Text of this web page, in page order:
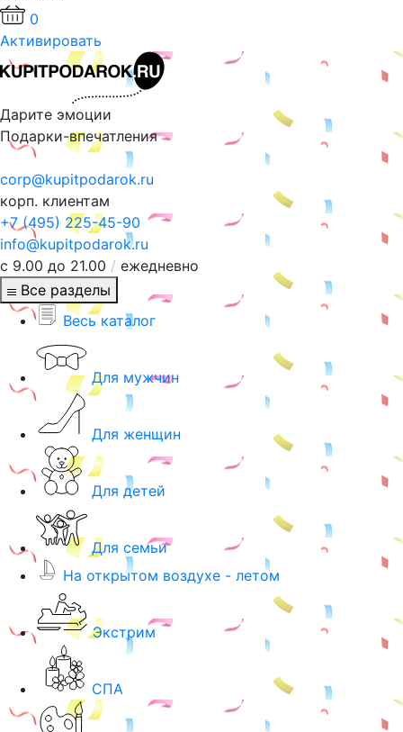
0
Активировать
Дарите эмоции
Подарки-впечатления
corp@kupitpodarok.ru
корп. клиентам
+7 (495) 225-45-90
info@kupitpodarok.ru
с 9.00 до 21.00 / ежедневно
Все разделы
Весь каталог
Для мужчин
Для женщин
Для детей
Для семьи
На открытом воздухе - летом
Экстрим
СПА